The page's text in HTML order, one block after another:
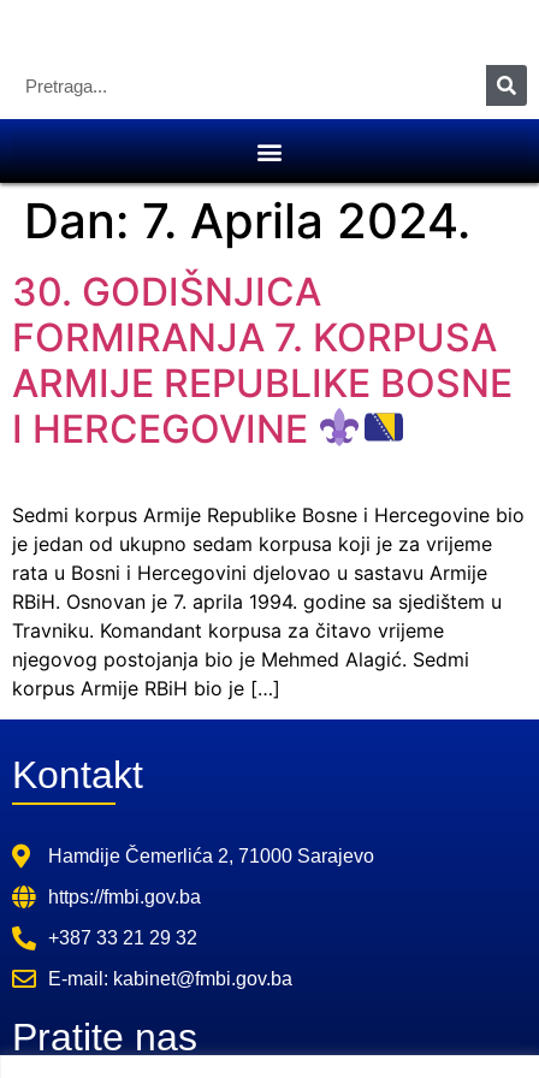
Dan: 7. Aprila 2024.
30. GODIŠNJICA
FORMIRANJA 7. KORPUSA
ARMIJE REPUBLIKE BOSNE
I HERCEGOVINE
Sedmi korpus Armije Republike Bosne i Hercegovine bio
je jedan od ukupno sedam korpusa koji je za vrijeme
rata u Bosni i Hercegovini djelovao u sastavu Armije
RBiH. Osnovan je 7. aprila 1994. godine sa sjedištem u
Travniku. Komandant korpusa za čitavo vrijeme
njegovog postojanja bio je Mehmed Alagić. Sedmi
korpus Armije RBiH bio je […]
Kontakt
Hamdije Čemerlića 2, 71000 Sarajevo
https://fmbi.gov.ba
+387 33 21 29 32
E-mail: kabinet@fmbi.gov.ba
Pratite nas